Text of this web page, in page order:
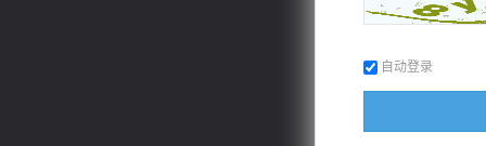
自动登录